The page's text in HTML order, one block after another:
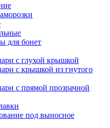
для бонет
с глухой крышкой
с крышкой из гнутого
с прямой прозрачной
под выносное